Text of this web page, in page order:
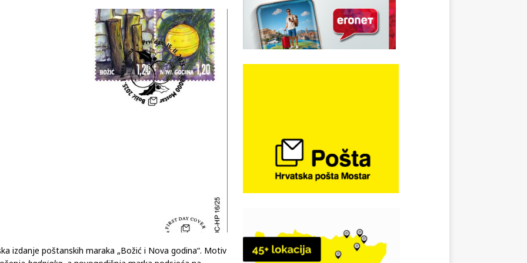
Vozači satima čekaju, dok se drugi ubacuju sa strane
VIJESTI
29. srpnja 2018, preminuo je glazbeni genij Oliver Dragojević
o Oluji: Hrvati imaju što slaviti, dobili su ono što im povijesno